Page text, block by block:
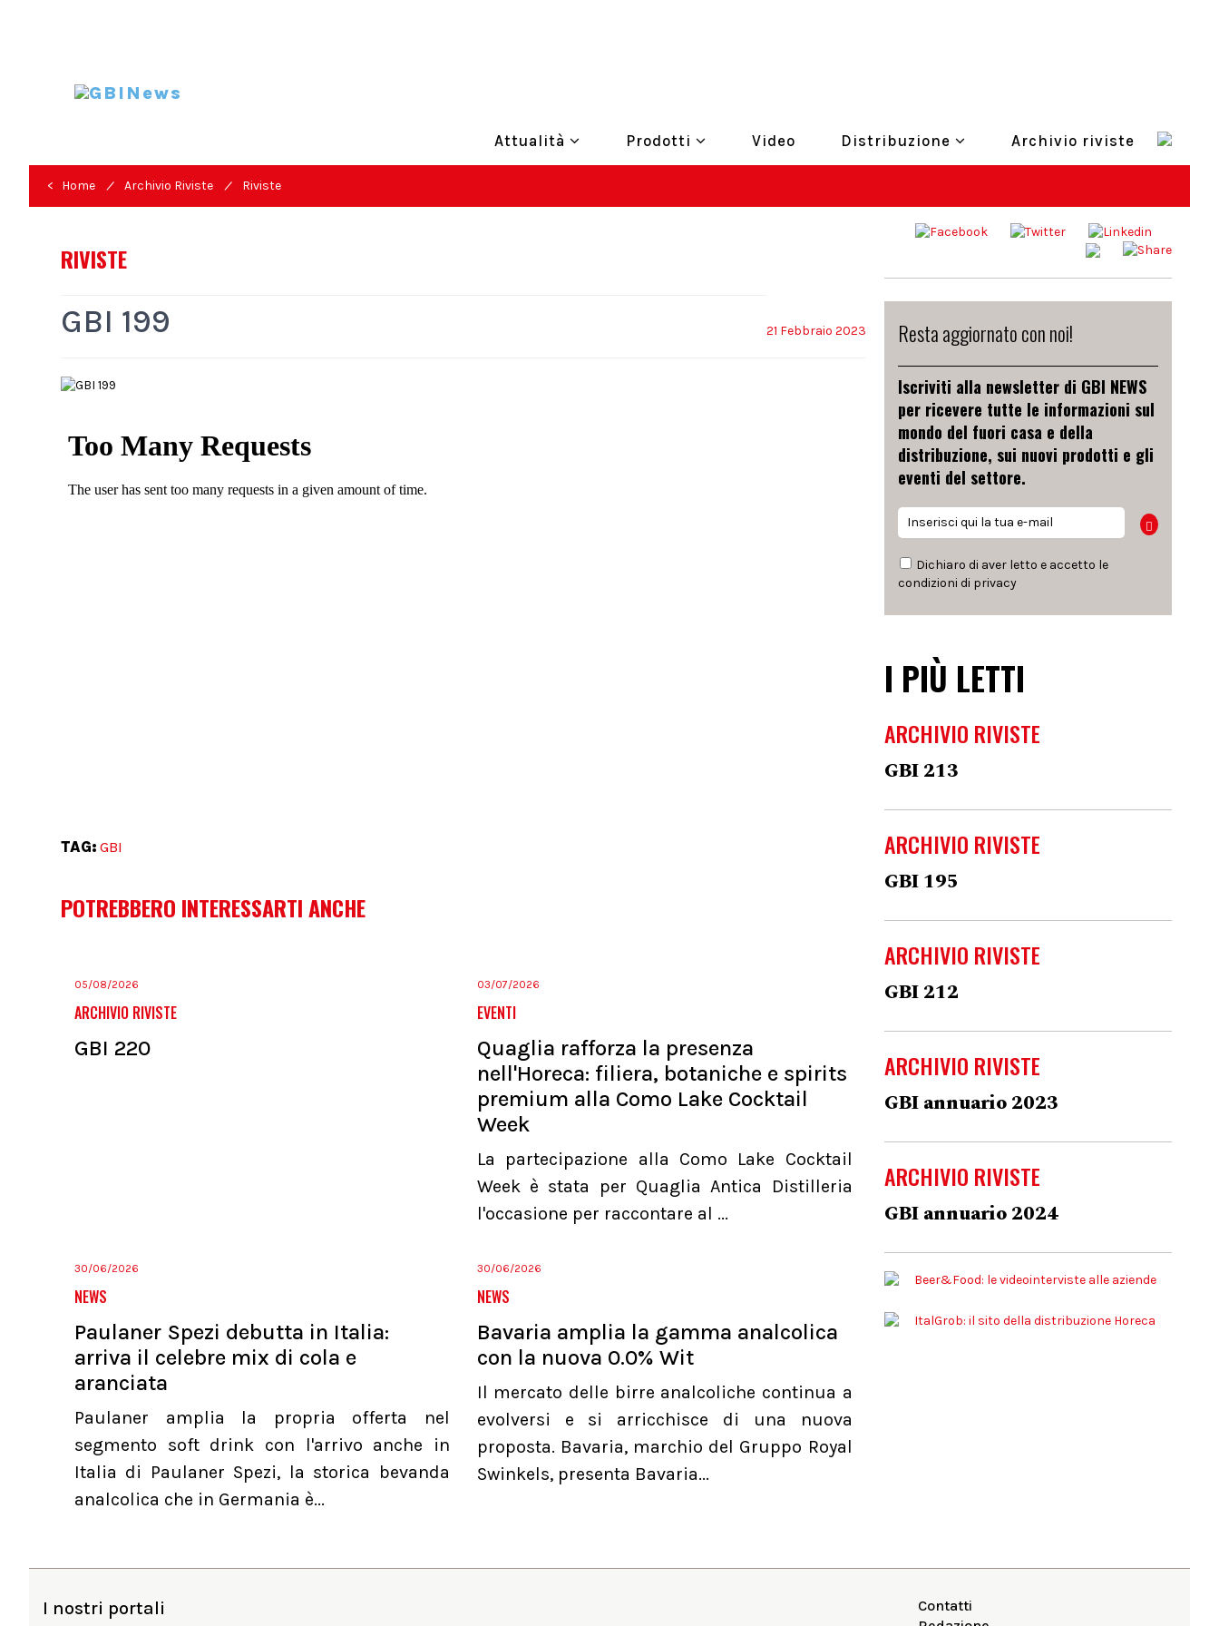
Attualità Prodotti Video Distribuzione Archivio riviste
< Home / Archivio Riviste / Riviste
RIVISTE
21 Febbraio 2023
GBI 199
TAG: GBI
POTREBBERO INTERESSARTI ANCHE
05/08/2026
ARCHIVIO RIVISTE
GBI 220
03/07/2026
EVENTI
Quaglia rafforza la presenza
nell'Horeca: filiera, botaniche e spirits
premium alla Como Lake Cocktail
Week
La partecipazione alla Como Lake Cocktail
Week è stata per Quaglia Antica Distilleria
l'occasione per raccontare al ...
30/06/2026
NEWS
Paulaner Spezi debutta in Italia:
arriva il celebre mix di cola e
aranciata
Paulaner amplia la propria offerta nel
segmento soft drink con l'arrivo anche in
Italia di Paulaner Spezi, la storica bevanda
analcolica che in Germania è...
30/06/2026
NEWS
Bavaria amplia la gamma analcolica
con la nuova 0.0% Wit
Il mercato delle birre analcoliche continua a
evolversi e si arricchisce di una nuova
proposta. Bavaria, marchio del Gruppo Royal
Swinkels, presenta Bavaria...
Resta aggiornato con noi!
Iscriviti alla newsletter di GBI NEWS
per ricevere tutte le informazioni sul
mondo del fuori casa e della
distribuzione, sui nuovi prodotti e gli
eventi del settore.
Dichiaro di aver letto e accetto le
condizioni di privacy
I PIÙ LETTI
ARCHIVIO RIVISTE
GBI 213
ARCHIVIO RIVISTE
GBI 195
ARCHIVIO RIVISTE
GBI 212
ARCHIVIO RIVISTE
GBI annuario 2023
ARCHIVIO RIVISTE
GBI annuario 2024
I nostri portali
Contatti